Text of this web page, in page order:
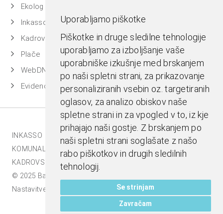
Uporabljamo piškotke
Piškotke in druge sledilne tehnologije
uporabljamo za izboljšanje vaše
uporabniške izkušnje med brskanjem
po naši spletni strani, za prikazovanje
personaliziranih vsebin oz. targetiranih
oglasov, za analizo obiskov naše
spletne strani in za vpogled v to, iz kje
prihajajo naši gostje. Z brskanjem po
naši spletni strani soglašate z našo
rabo piškotkov in drugih sledilnih
tehnologij.
Se strinjam
Zavračam
Ekolog
Inkasso
Kadrovska evidenca
Plače
WebDN
Evidenca časa
INKASSO | EKOLOG | BASS BI |
MESTNA BLAGAJNA |
KOMUNALA.INFO |
E-RAČUNI |
BASSDMS |
KADROVSKI PAKET |
© 2025 Bass d.o.o., Celje. Vse pravice pridržane |
Nastavitve piškotkov